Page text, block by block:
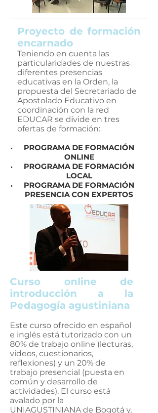
Proyecto de formación
encarnado
Teniendo en cuenta las
particularidades de nuestras
diferentes presencias
educativas en la Orden, la
propuesta del Secretariado de
Apostolado Educativo en
coordinación con la red
EDUCAR se divide en tres
ofertas de formación:
PROGRAMA DE FORMACIÓN
ONLINE
PROGRAMA DE FORMACIÓN
LOCAL
PROGRAMA DE FORMACIÓN
PRESENCIA CON EXPERTOS
Curso online de
introducción a la
Pedagogía agustiniana
Este curso ofrecido en español
e inglés está tutorizado con un
80% de trabajo online (lecturas,
videos, cuestionarios,
reflexiones) y un 20% de
trabajo presencial (puesta en
común y desarrollo de
actividades). El curso está
avalado por la
UNIAGUSTINIANA de Bogotá y,